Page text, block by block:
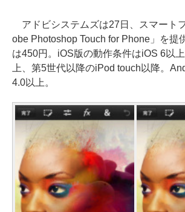
アドビシステムズは27日、スマート
obe Photoshop Touch for Phone」を提
は450円。iOS版の動作条件はiOS 6以
上、第5世代以降のiPod touch以降。
4.0以上。